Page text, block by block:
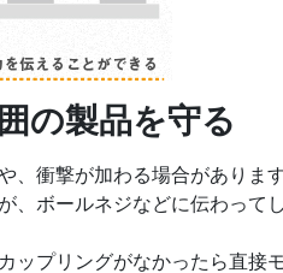
の製品を守る
、衝撃が加わる場合があります
、ボールネジなどに伝わって
ップリングがなかったら直接